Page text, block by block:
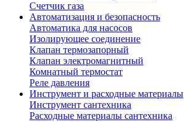
Счетчик газа
Автоматизация и безопасность
Автоматика для насосов
Изолирующее соединение
Клапан термозапорный
Клапан электромагнитный
Комнатный термостат
Реле давления
Инструмент и расходные материалы
Инструмент сантехника
Расходные материалы сантехника